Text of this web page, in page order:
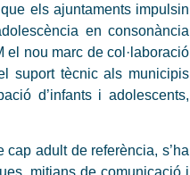
els ajuntaments impulsin
en consonància
el nou marc de col·laboració
suport tècnic als municipis
d’infants i adolescents,
adult de referència, s’ha